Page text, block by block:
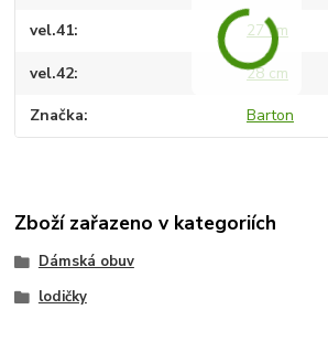
vel.41 27 cm
vel.42 28 cm
Značka Barton
Zboží zařazeno v kategoriích
Dámská obuv
lodičky